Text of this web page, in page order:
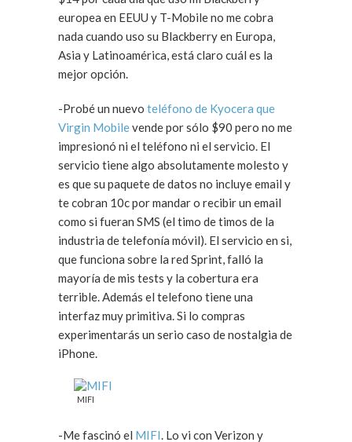
europea en EEUU y T-Mobile no me cobra
nada cuando uso su Blackberry en Europa,
Asia y Latinoamérica, está claro cuál es la
mejor opción.
-Probé un nuevo teléfono de Kyocera que
Virgin Mobilevende por sólo $90 pero no me
impresionó ni el teléfono ni el servicio. El
servicio tiene algo absolutamente molesto y
es que su paquete de datos no incluye email y
te cobran 10c por mandar o recibir un email
como si fueran SMS (el timo de timos de la
industria de telefonía móvil). El servicio en si,
que funciona sobre la red Sprint, falló la
mayoría de mis tests y la cobertura era
terrible. Además el telefono tiene una
interfaz muy primitiva. Si lo compras
experimentarás un serio caso de nostalgia de
iPhone.
MIFI
-Me fascinó el MIFI. Lo vi con Verizon y